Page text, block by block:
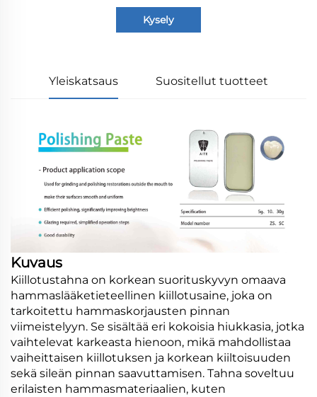
Kysely
Yleiskatsaus Suositellut tuotteet
Kuvaus
Kiillotustahna on korkean suorituskyvyn omaava
hammaslääketieteellinen kiillotusaine, joka on
tarkoitettu hammaskorjausten pinnan
viimeistelyyn. Se sisältää eri kokoisia hiukkasia, jotka
vaihtelevat karkeasta hienoon, mikä mahdollistaa
vaiheittaisen kiillotuksen ja korkean kiiltoisuuden
sekä sileän pinnan saavuttamisen. Tahna soveltuu
erilaisten hammasmateriaalien, kuten